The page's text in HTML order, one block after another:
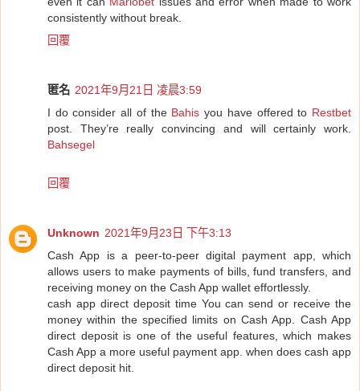
consistently without break.
回覆
匿名 2021年9月21日 凌晨3:59
I do consider all of the Bahis you have offered to Restbet
post. They’re really convincing and will certainly work.
Bahsegel
回覆
Unknown 2021年9月23日 下午3:13
Cash App is a peer-to-peer digital payment app, which
allows users to make payments of bills, fund transfers, and
receiving money on the Cash App wallet effortlessly.
cash app direct deposit time You can send or receive the
money within the specified limits on Cash App. Cash App
direct deposit is one of the useful features, which makes
Cash App a more useful payment app. when does cash app
direct deposit hit.